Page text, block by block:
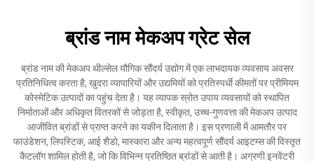
ब्रांड नाम मेकअप ग्रेट सेल
ब्रांड नाम की मेकअप थील्सेल यौगिक सौंदर्य उद्योग में एक लाभदायक व्यवसाय अवसर
प्रतिनिधित्व करता है, खुदरा व्यापारियों और उद्यमियों को प्रतिस्पर्धी कीमतों पर प्रीमियम
कोस्मेटिक उत्पादों का पहुंच देता है। यह व्यापक स्रोत उपाय व्यवसायों को स्थापित
निर्माताओं और अधिकृत वितरकों से जोड़ता है, स्वीकृत, उच्च-गुणवत्ता की मेकअप उत्पाद
आजीवित ब्रांडों से प्राप्त करने का यकीन दिलाता है। इस प्रणाली में आमतौर पर
फाउंडेशन, लिपस्टिक, आई शैडो, मास्कारा और अन्य महत्वपूर्ण सौंदर्य आइटम्स की विस्तृत
कैटलॉग शामिल होती है, जो कि विभिन्न प्रतिष्ठित ब्रांडों से आती है। अग्रणी इनवेंटरी